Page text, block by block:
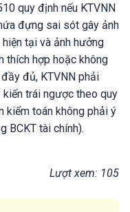
quy định nếu KTVNN
đựng sai sót gây ảnh
tại và ảnh hưởng
thích hợp hoặc không
đủ, KTVNN phải
trái ngược theo quy
kiểm toán không phải ý
BCKT tài chính).
Lượt xem: 105